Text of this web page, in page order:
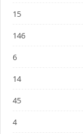
15
146
6
14
45
4